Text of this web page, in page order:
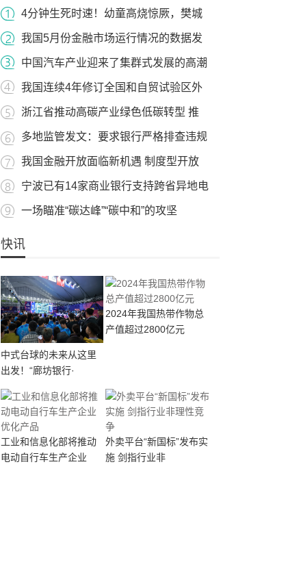
4分钟生死时速！幼童高烧惊厥，樊城
我国5月份金融市场运行情况的数据发
中国汽车产业迎来了集群式发展的高潮
我国连续4年修订全国和自贸试验区外
浙江省推动高碳产业绿色低碳转型 推
多地监管发文：要求银行严格排查违规
我国金融开放面临新机遇 制度型开放
宁波已有14家商业银行支持跨省异地电
一场瞄准“碳达峰”“碳中和”的攻坚
快讯
中式台球的未来从这里
出发！“廊坊银行·
2024年我国热带作物总
产值超过2800亿元
工业和信息化部将推动
电动自行车生产企业
外卖平台“新国标”发布实
施 剑指行业非